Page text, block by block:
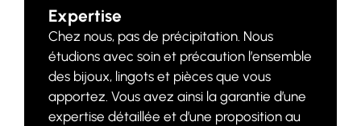
Expertise
Chez nous, pas de précipitation. Nous
étudions avec soin et précaution l’ensemble
des bijoux, lingots et pièces que vous
apportez. Vous avez ainsi la garantie d’une
expertise détaillée et d’une proposition au